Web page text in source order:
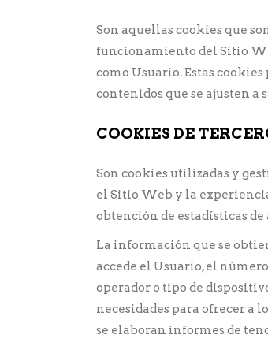
Son aquellas cookies que
funcionamiento del Sitio
como Usuario. Estas
contenidos que se ajusten a
COOKIES DE
Son cookies utilizadas y
el Sitio Web y la
obtención de estadísticas
La información que se
accede el Usuario, el
operador o tipo de
necesidades para ofrecer a
se elaboran informes de